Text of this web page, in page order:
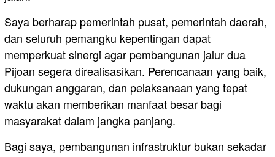
Saya berharap pemerintah pusat, pemerintah daerah,
dan seluruh pemangku kepentingan dapat
memperkuat sinergi agar pembangunan jalur dua
Pijoan segera direalisasikan. Perencanaan yang baik,
dukungan anggaran, dan pelaksanaan yang tepat
waktu akan memberikan manfaat besar bagi
masyarakat dalam jangka panjang.
Bagi saya, pembangunan infrastruktur bukan sekadar